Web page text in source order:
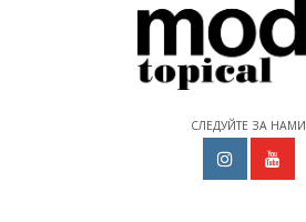
СЛЕДУЙТЕ ЗА НАМИ